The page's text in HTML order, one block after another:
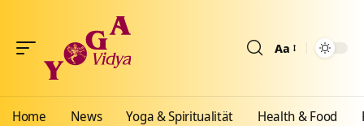
Aa
Home News Yoga & Spiritualität Health & Food